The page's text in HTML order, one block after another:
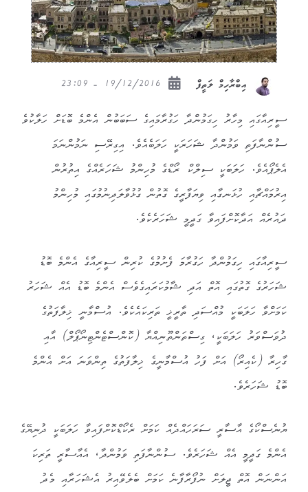
އިބްރާހިމް ލަތީފް
ސީރިއާގައި މިހާރު ހިގަމުންދާ ހަގުރާމައިގެ ސަބަބުން އެންމެ ބޮޑަށް ހަލާކުވެ
ސުންނާފަތި ވަމުންދާ ޝަހަރަކީ ހަލަބެއެވެ. އިގިރޭސި ނަމުންނަމަ
އެލެޕޯއެވެ. ހަލަބަކީ ސިލްކް ރޯޑްގެ މުހިންމު ޝަހަރެއްގެ އިތުރުން
އިރުމައްޗާއި ހުޅަނގާއި ވިޔަފާރީގެ ގޮތުން ގުޅުވާލަދިނުމުގައި މުހިންމު
ދައުރެއް އަދާކޮށްފައިވާ ގަދީމީ ޝަހަރެކެވެ.
ސީރިއާގައި ހިގަމުންދާ ހަގުރާމަ ފެށުމުގެ ކުރިން ސީރިއާގެ އެންމެ ބޮޑު
ޝަހަރުގެ ގޮތުގައި އޮތް އަދި ޝާމުކަރައިގެވެސް އެންމެ ބޮޑު އެއް ޝަހަރު
ކަމަށްވާ ހަލަބަކީ މުއްސަދި ތާރީޚީ ތަރިކައެކެވެ. އުސްމާނީ ޚިލާފަތުގެ
ދުވަސްވަރު ހަލަބަކީ، ގިސްތަންތޫނިއްޔާ (ކޮންސްޓެންޓިނޯޕޯލް) އާއި
ގާހިރާ (ކެއިރޯ) އަށް ފަހު އުސްމާނީގެ ޚިލާފަތުގެ ތިންވަނަ އަށް އެންމެ
ބޮޑު ޝަހަރެވެ.
ޔުނެސްކޯގެ އާސާރީ ސަރަހައްދެއް ކަމަށް ރެކޯޑްކޮށްފައިވާ ހަލަބަކީ ދުނިޔޭގެ
އެންމެ ގަދީމީ އެއް ޝަހަރެވެ. ސުންނާފަތި ވަމުންދާ، އެއާސާރީ ތަރިކަ
އަންނަން އޮތް ޖީލަށް ނުފޯރާފާނެ ކަމަށް ބެލެވޭއިރު އެޝަހަރާއި މެދު